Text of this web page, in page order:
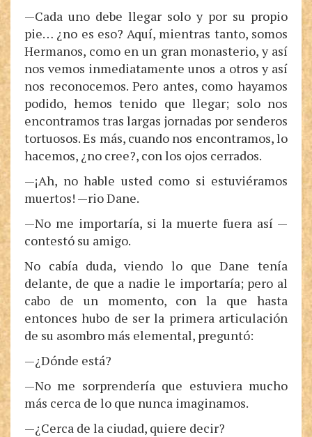
—Cada uno debe llegar solo y por su propio
pie… ¿no es eso? Aquí, mientras tanto, somos
Hermanos, como en un gran monasterio, y así
nos vemos inmediatamente unos a otros y así
nos reconocemos. Pero antes, como hayamos
podido, hemos tenido que llegar; solo nos
encontramos tras largas jornadas por senderos
tortuosos. Es más, cuando nos encontramos, lo
hacemos, ¿no cree?, con los ojos cerrados.
—¡Ah, no hable usted como si estuviéramos
muertos! —rio Dane.
—No me importaría, si la muerte fuera así —
contestó su amigo.
No cabía duda, viendo lo que Dane tenía
delante, de que a nadie le importaría; pero al
cabo de un momento, con la que hasta
entonces hubo de ser la primera articulación
de su asombro más elemental, preguntó:
—¿Dónde está?
—No me sorprendería que estuviera mucho
más cerca de lo que nunca imaginamos.
—¿Cerca de la ciudad, quiere decir?